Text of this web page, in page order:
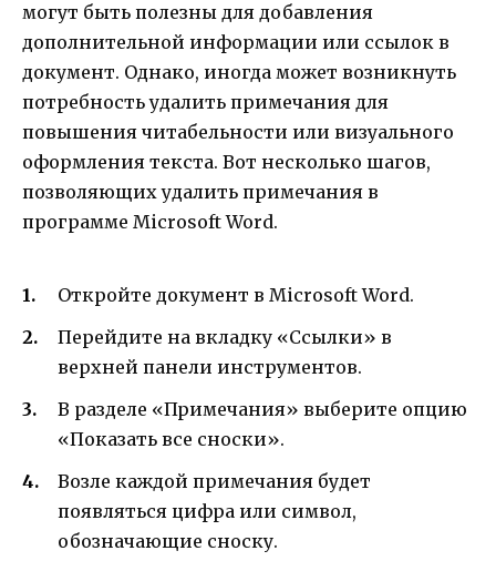
могут быть полезны для добавления
дополнительной информации или ссылок в
документ. Однако, иногда может возникнуть
потребность удалить примечания для
повышения читабельности или визуального
оформления текста. Вот несколько шагов,
позволяющих удалить примечания в
программе Microsoft Word.
Откройте документ в Microsoft Word.
Перейдите на вкладку «Ссылки» в
верхней панели инструментов.
В разделе «Примечания» выберите опцию
«Показать все сноски».
Возле каждой примечания будет
появляться цифра или символ,
обозначающие сноску.